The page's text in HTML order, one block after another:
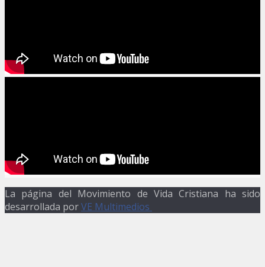
La página del Movimiento de Vida Cristiana ha sido
desarrollada porVE Multimedios